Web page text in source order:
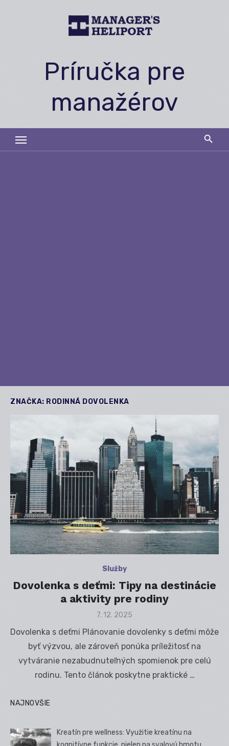
Príručka pre
manažérov
ZNAČKA: RODINNÁ DOVOLENKA
Služby
Dovolenka s deťmi: Tipy na destinácie
a aktivity pre rodiny
Posted
7. 12. 2025
Dovolenka s deťmi Plánovanie dovolenky s deťmi môže
byť výzvou, ale zároveň ponúka príležitosť na
vytváranie nezabudnuteľných spomienok pre celú
rodinu. Tento článok poskytne praktické …
NAJNOVŠIE
Kreatín pre wellness: Využitie kreatínu na